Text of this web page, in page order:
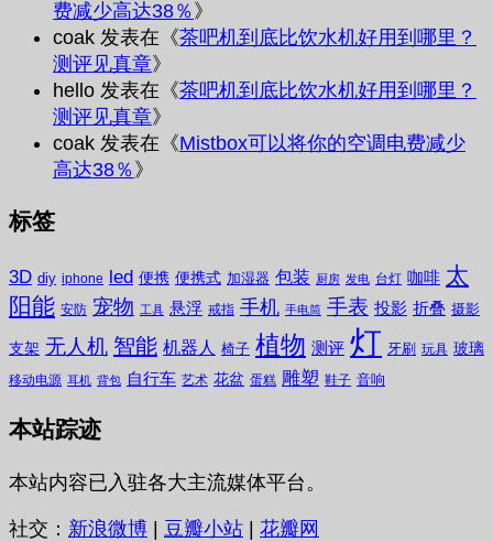
费减少高达38％ 》
coak 发表在《茶吧机到底比饮水机好用到哪里？
测评见真章》
hello 发表在《茶吧机到底比饮水机好用到哪里？
测评见真章》
coak 发表在《Mistbox可以将你的空调电费减少
高达38％ 》
标签
3D diy iphone led 便携 便携式 加湿器 包装 厨房 发电 台灯 咖啡 太
阳能 安防 宠物 工具 悬浮 戒指 手机 手电筒 手表 投影 折叠 摄影
支架 无人机 智能 机器人 椅子 植物 测评 灯 牙刷 玩具 玻璃
移动电源 耳机 背包 自行车 艺术 花盆 蛋糕 雕塑 鞋子 音响
本站踪迹
本站内容已入驻各大主流媒体平台。
社交： 新浪微博 | 豆瓣小站 | 花瓣网